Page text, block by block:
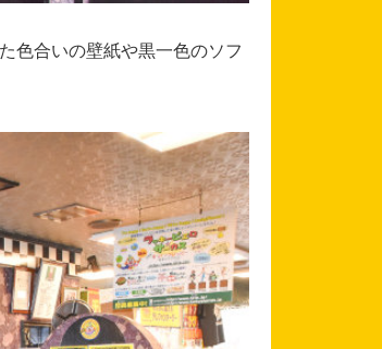
色合いの壁紙や黒一色のソフ